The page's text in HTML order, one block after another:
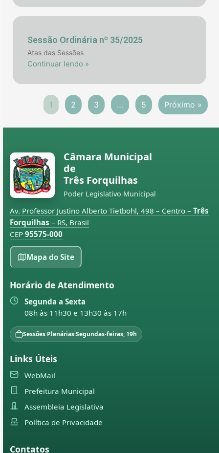
Sessão Ordinária nº 35/2025
Atas das Sessões
Continuar lendo »
1 2 3 … 5 Próximo »
Câmara Municipal
de
Três Forquilhas
Poder Legislativo Municipal
Av. Professor Justino Alberto Tietbohl, 498 – Centro – Três
Forquilhas – RS, Brasil
CEP 95575-000
Mapa do Site
Horário de Atendimento
Segunda a Sexta
08h às 11h30 e 13h30 às 17h
Sessões Plenárias:Segundas-feiras, 19h
Links Úteis
WebMail
Prefeitura Municipal
Assembleia Legislativa
Política de Privacidade
Contatos